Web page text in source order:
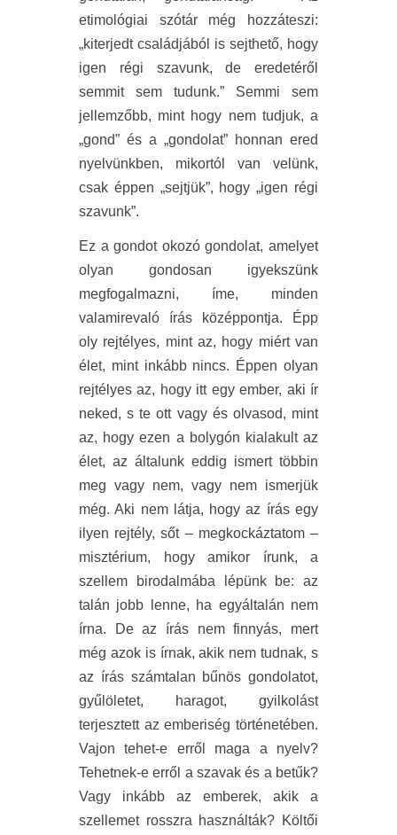
etimológiai szótár még hozzáteszi:
„kiterjedt családjából is sejthető, hogy
igen régi szavunk, de eredetéről
semmit sem tudunk.” Semmi sem
jellemzőbb, mint hogy nem tudjuk, a
„gond” és a „gondolat” honnan ered
nyelvünkben, mikortól van velünk,
csak éppen „sejtjük”, hogy „igen régi
szavunk”.
Ez a gondot okozó gondolat, amelyet
olyan gondosan igyekszünk
megfogalmazni, íme, minden
valamirevaló írás középpontja. Épp
oly rejtélyes, mint az, hogy miért van
élet, mint inkább nincs. Éppen olyan
rejtélyes az, hogy itt egy ember, aki ír
neked, s te ott vagy és olvasod, mint
az, hogy ezen a bolygón kialakult az
élet, az általunk eddig ismert többin
meg vagy nem, vagy nem ismerjük
még. Aki nem látja, hogy az írás egy
ilyen rejtély, sőt – megkockáztatom –
misztérium, hogy amikor írunk, a
szellem birodalmába lépünk be: az
talán jobb lenne, ha egyáltalán nem
írna. De az írás nem finnyás, mert
még azok is írnak, akik nem tudnak, s
az írás számtalan bűnös gondolatot,
gyűlöletet, haragot, gyilkolást
terjesztett az emberiség történetében.
Vajon tehet-e erről maga a nyelv?
Tehetnek-e erről a szavak és a betűk?
Vagy inkább az emberek, akik a
szellemet rosszra használták? Költői